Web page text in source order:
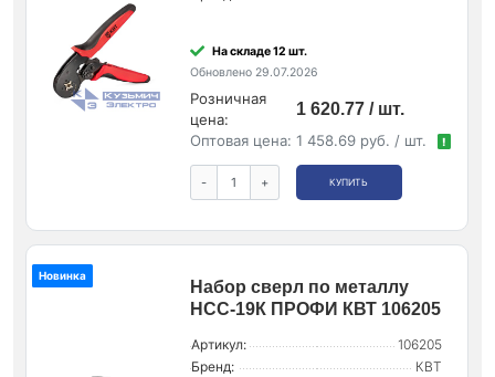
На складе 12 шт.
Обновлено 29.07.2026
Розничная
цена:
1 620.77 / шт.
Оптовая цена: 1 458.69 руб. / шт. !
- + КУПИТЬ
Новинка
Набор сверл по металлу
НСС-19К ПРОФИ КВТ 106205
Артикул:
106205
Бренд:
КВТ